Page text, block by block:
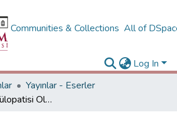
Communities & Collections All of
Log In
Yayınlar - Eserler
Periferik Vestibülopatisi Olan Hastalarda Masseterik Vestibüler Uyarılmış Miyojenik Potansiyel (mVEMP) Yanıtlarının Değerlendirilmesi